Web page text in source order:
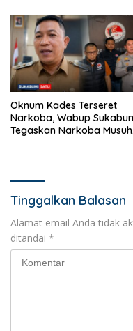
Oknum Kades Terseret
Narkoba, Wabup
Tegaskan Narkoba Musuh
Tinggalkan Balasan
Alamat email Anda tidak
ditandai *